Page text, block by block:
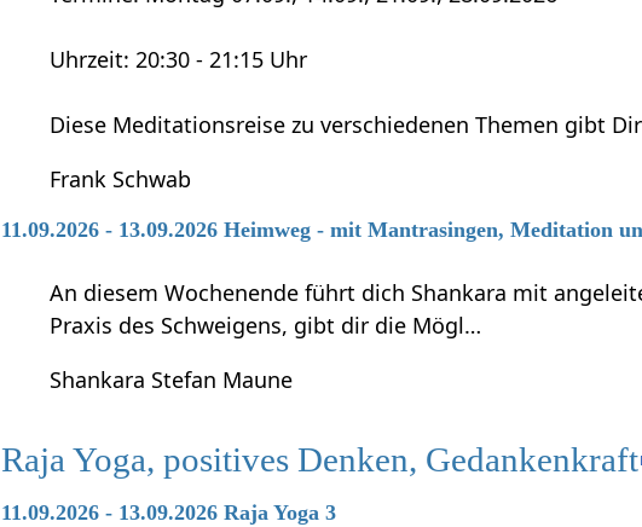
Uhrzeit: 20:30 - 21:15 Uhr
Diese Meditationsreise zu verschiedenen Themen gibt
Frank Schwab
11.09.2026 - 13.09.2026 Heimweg - mit Mantrasingen, Meditation
An diesem Wochenende führt dich Shankara mit
Praxis des Schweigens, gibt dir die Mögl…
Shankara Stefan Maune
Raja Yoga, positives Denken, Gedankenkraft
11.09.2026 - 13.09.2026 Raja Yoga 3